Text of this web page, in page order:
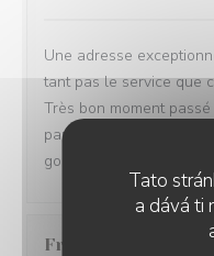
Tato
a dává ti
Une adresse
tant pas le service que
Très bon moment
par les plats dégustés.
goûter le reste de la
Franciane